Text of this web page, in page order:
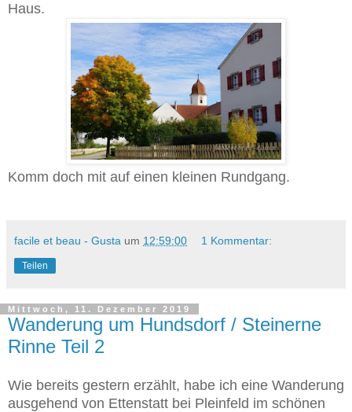
Haus.
Komm doch mit auf einen kleinen Rundgang.
facile et beau - Gusta um 12:59:00 1 Kommentar:
Teilen
Mittwoch, 11. Dezember 2019
Wanderung um Hundsdorf / Steinerne
Rinne Teil 2
Wie bereits gestern erzählt, habe ich eine Wanderung
ausgehend von Ettenstatt bei Pleinfeld im schönen